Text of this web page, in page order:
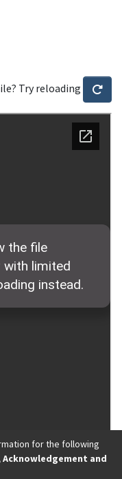
Try reloading
for the following
and